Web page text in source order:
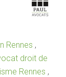
Rennes ,
droit de
Rennes ,